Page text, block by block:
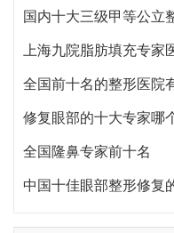
国内十大三级甲等公立
修复眼部的十大专家哪
全国隆鼻专家前十名
中国十佳眼部整形修复